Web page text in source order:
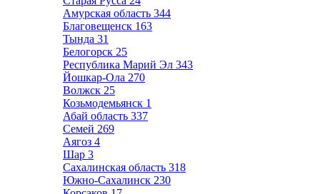
Амурская область 344
Благовещенск 163
Тында 31
Белогорск 25
Республика Марий Эл 343
Йошкар-Ола 270
Волжск 25
Козьмодемьянск 1
Абай область 337
Семей 269
Аягоз 4
Шар 3
Сахалинская область 318
Южно-Сахалинск 230